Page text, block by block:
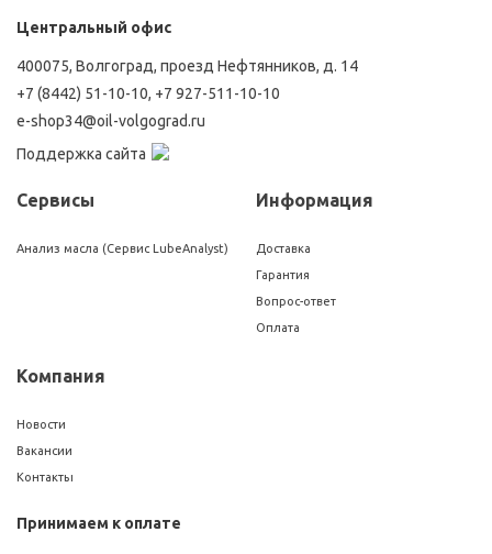
Центральный офис
400075, Волгоград, проезд Нефтянников, д. 14
+7 (8442) 51-10-10, +7 927-511-10-10
e-shop34@oil-volgograd.ru
Поддержка сайта
Сервисы
Анализ масла (Сервис LubeAnalyst)
Информация
Доставка
Гарантия
Вопрос-ответ
Оплата
Компания
Новости
Вакансии
Контакты
Принимаем к оплате